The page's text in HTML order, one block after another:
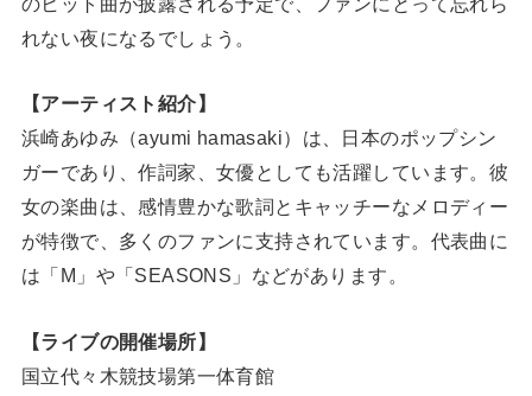
れない夜になるでしょう。
【アーティスト紹介】
浜崎あゆみ（ayumi hamasaki）は、日本のポップシン
ガーであり、作詞家、女優としても活躍しています。彼
女の楽曲は、感情豊かな歌詞とキャッチーなメロディー
が特徴で、多くのファンに支持されています。代表曲に
は「M」や「SEASONS」などがあります。
【ライブの開催場所】
国立代々木競技場第一体育館